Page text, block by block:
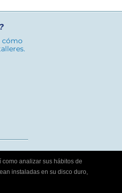
cómo
analizar sus hábitos de
instaladas en su disco duro,